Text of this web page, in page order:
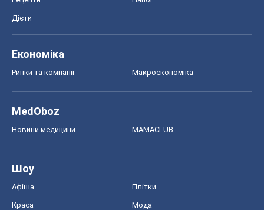
Дієти
Економіка
Ринки та компанії Макроекономіка
MedOboz
Новини медицини MAMACLUB
Шоу
Афіша Плітки
Краса Мода